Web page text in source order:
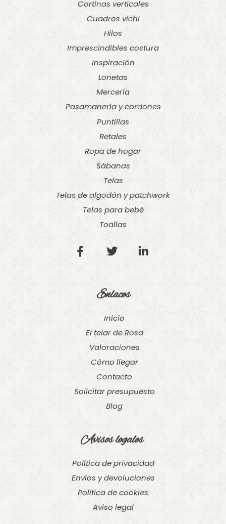
Cortinas verticales
Cuadros vichi
Hilos
Imprescindibles costura
Inspiración
Lonetas
Mercería
Pasamanería y cordones
Puntillas
Retales
Ropa de hogar
Sábanas
Telas
Telas de algodón y patchwork
Telas para bebé
Toallas
Enlaces
Inicio
El telar de Rosa
Valoraciones
Cómo llegar
Contacto
Solicitar presupuesto
Blog
Avisos legales
Política de privacidad
Envíos y devoluciones
Política de cookies
Aviso legal